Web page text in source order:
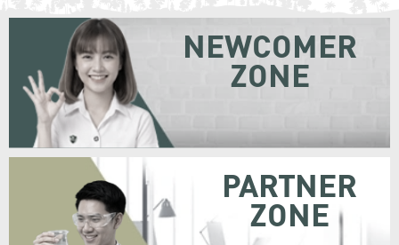
NEWCOMER
ZONE
PARTNER
ZONE